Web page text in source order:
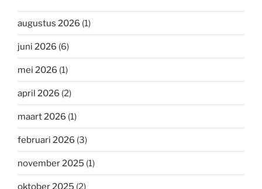
augustus 2026 (1)
juni 2026 (6)
mei 2026 (1)
april 2026 (2)
maart 2026 (1)
februari 2026 (3)
november 2025 (1)
oktober 2025 (2)